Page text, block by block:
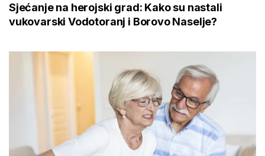
Sjećanje na herojski grad: Kako su nastali
vukovarski Vodotoranj i Borovo Naselje?